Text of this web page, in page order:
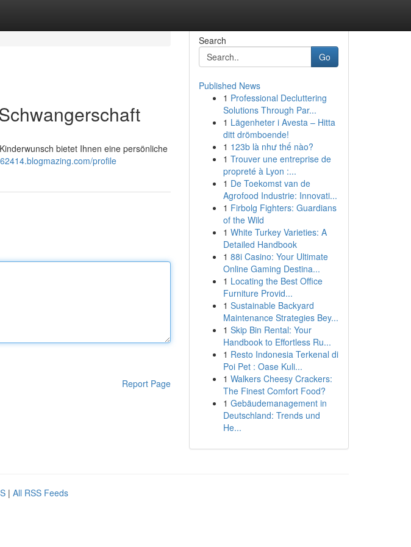
bietet Ihnen eine persönliche
profile
Report Page
Search
Go
Published News
1 Professional Decluttering
Solutions Through Par...
1 Lägenheter i Avesta – Hitta
ditt drömboende!
1 123b là như thế nào?
1 Trouver une entreprise de
propreté à Lyon :...
1 De Toekomst van de
Agrofood Industrie: Innovati...
1 Firbolg Fighters: Guardians
of the Wild
1 White Turkey Varieties: A
Detailed Handbook
1 88i Casino: Your Ultimate
Online Gaming Destina...
1 Locating the Best Office
Furniture Provid...
1 Sustainable Backyard
Maintenance Strategies Bey...
1 Skip Bin Rental: Your
Handbook to Effortless Ru...
1 Resto Indonesia Terkenal di
Poi Pet : Oase Kuli...
1 Walkers Cheesy Crackers:
The Finest Comfort Food?
1 Gebäudemanagement in
Deutschland: Trends und
He...
| All RSS Feeds